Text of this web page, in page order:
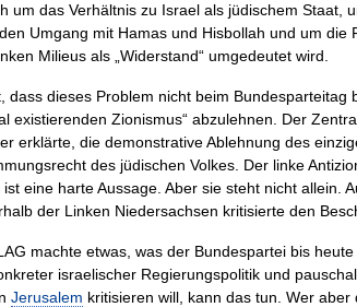
um das Verhältnis zu Israel als jüdischem Staat,
Umgang mit Hamas und Hisbollah und um die
Milieus als „Widerstand“ umgedeutet wird.
dass dieses Problem nicht beim Bundesparteitag
existierenden Zionismus“ abzulehnen. Der
erklärte, die demonstrative Ablehnung des
des jüdischen Volkes. Der linke
eine harte Aussage. Aber sie steht nicht allein.
der Linken Niedersachsen kritisierte den
machte etwas, was der Bundespartei bis
israelischer Regierungspolitik und
Jerusalem kritisieren will, kann das tun. Wer